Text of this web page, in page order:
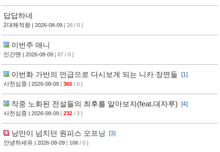
답답하네
2대해적왕 | 2026-08-09 [ 26 / 0 ]
이번주 애니
인간맨 | 2026-08-09 [ 87 / 0 ]
이번화 가반의 언급으로 다시보게 되는 니카 장면들
[1]
사천심중 | 2026-08-09 [ 365 / 0 ]
작중 노화된 전설들의 최후를 알아보자(feat.대자루)
[4]
사천심중 | 2026-08-09 [ 232 / 3 ]
낭만이 넘치던 원피스 오프닝
[3]
안녕하세유 | 2026-08-09 [ 108 / 0 ]